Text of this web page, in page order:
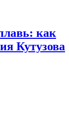
как
Кутузова